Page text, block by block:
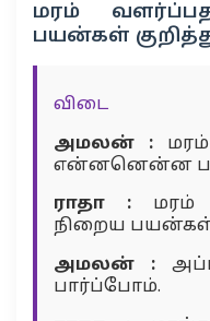
மரம்
பயன்கள்
விடை
அமலன் :
என்னனென்ன
ராதா :மரம்
நிறைய
அமலன் :
பார்ப்போம்.